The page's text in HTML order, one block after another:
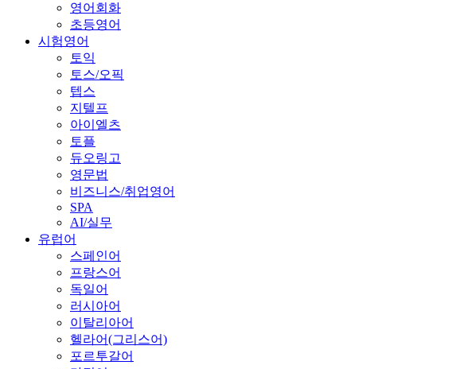
영어회화
초등영어
시험영어
토익
토스/오픽
텝스
지텔프
아이엘츠
토플
듀오링고
영문법
비즈니스/취업영어
SPA
AI/실무
유럽어
스페인어
프랑스어
독일어
러시아어
이탈리아어
헬라어(그리스어)
포르투갈어